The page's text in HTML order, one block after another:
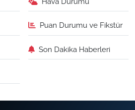
Puan Durumu ve Fikstür
Son Dakika Haberleri